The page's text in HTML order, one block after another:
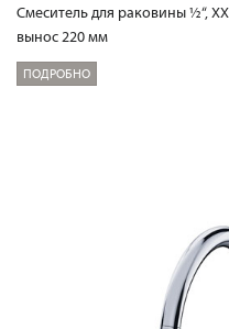
Смеситель для раковины ½“,
вынос 220 мм
ПОДРОБНО